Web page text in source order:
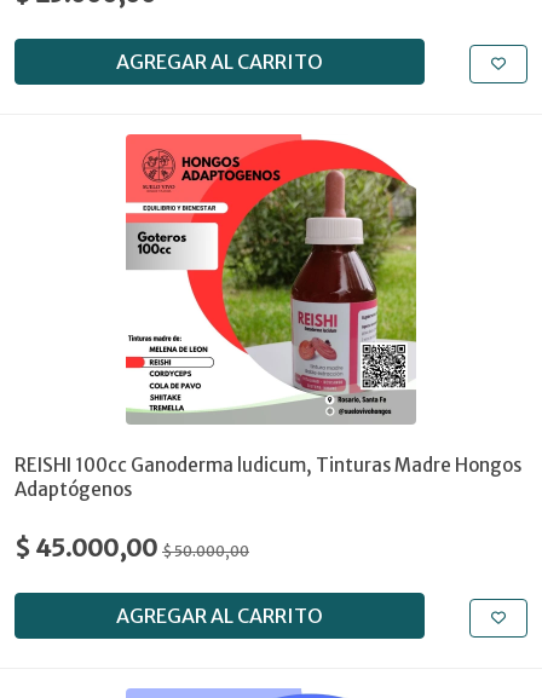
AGREGAR AL CARRITO
REISHI 100cc Ganoderma ludicum, Tinturas Madre Hongos
Adaptógenos
$ 45.000,00 $ 50.000,00
AGREGAR AL CARRITO